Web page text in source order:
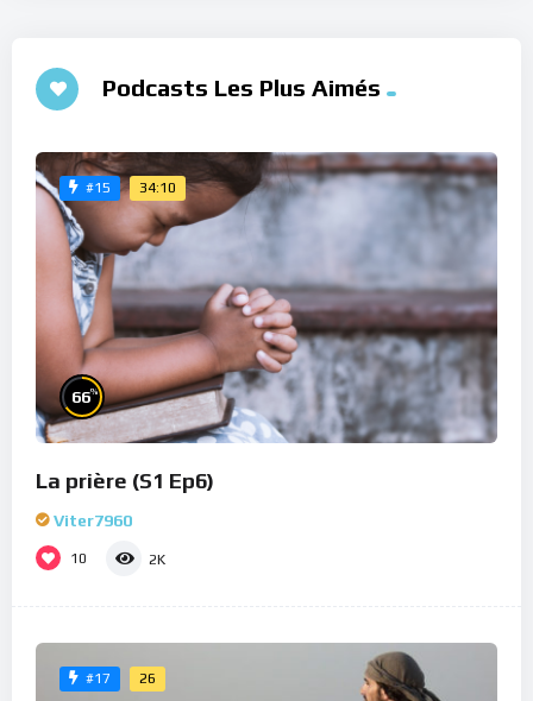
Podcasts Les Plus Aimés
#15 34:10
66%
La prière (S1 Ep6)
Viter7960
10 2K
#17 26